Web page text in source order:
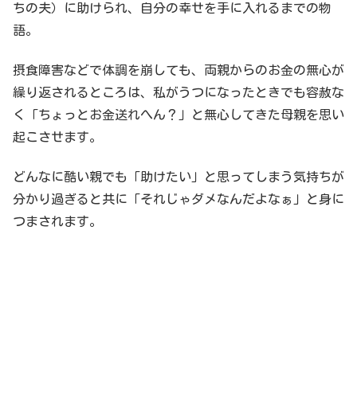
ちの夫）に助けられ、自分の幸せを手に入れるまでの物
語。
摂食障害などで体調を崩しても、両親からのお金の無心が
繰り返されるところは、私がうつになったときでも容赦な
く「ちょっとお金送れへん？」と無心してきた母親を思い
起こさせます。
どんなに酷い親でも「助けたい」と思ってしまう気持ちが
分かり過ぎると共に「それじゃダメなんだよなぁ」と身に
つまされます。